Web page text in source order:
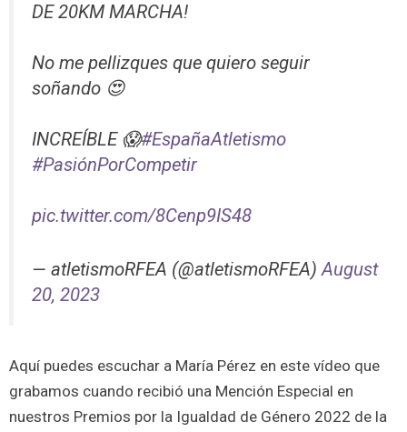
DE 20KM MARCHA!
No me pellizques que quiero seguir
soñando 😍
INCREÍBLE 😱#EspañaAtletismo
#PasiónPorCompetir
pic.twitter.com/8Cenp9IS48
— atletismoRFEA (@atletismoRFEA) August
20, 2023
Aquí puedes escuchar a María Pérez en este vídeo que
grabamos cuando recibió una Mención Especial en
nuestros Premios por la Igualdad de Género 2022 de la